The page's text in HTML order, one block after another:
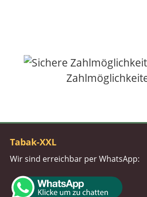
Tabak-XXL
Wir sind erreichbar per WhatsApp: